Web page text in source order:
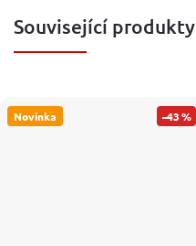
Související produkty
Novinka –43 %